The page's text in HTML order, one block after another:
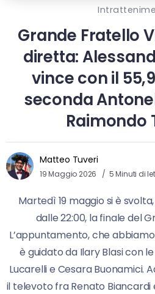
Grande Fratello
diretta:
vince con il
seconda
Raimondo
Matteo Tuveri
19 Maggio 2026 5 Minuti di
Martedì 19 maggio si è
dalle 22:00, la finale del
L’appuntamento, che
è guidato da Ilary Blasi con
Lucarelli e Cesara Buonamici.
il televoto fra Renato Biancardi